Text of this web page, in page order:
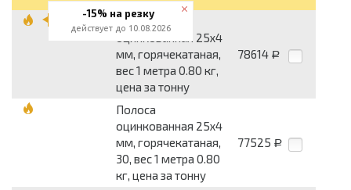
Полоса
оцинкованная 25x4
мм, горячекатаная,
вес 1 метра 0.80 кг,
цена за тонну
78614 Р
Полоса
оцинкованная 25x4
мм, горячекатаная,
30, вес 1 метра 0.80
кг, цена за тонну
77525 Р
-15% на резку
действует до 10.08.2026